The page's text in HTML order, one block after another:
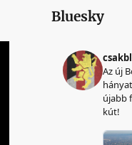
Bluesky